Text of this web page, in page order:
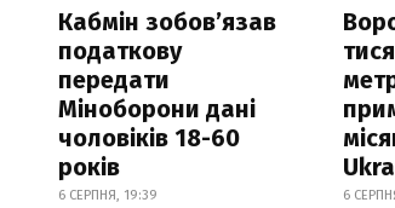
Кабмін зобовʼязав
податкову
передати
Міноборони дані
чоловіків 18-60
років
6 СЕРПНЯ, 19:39 6